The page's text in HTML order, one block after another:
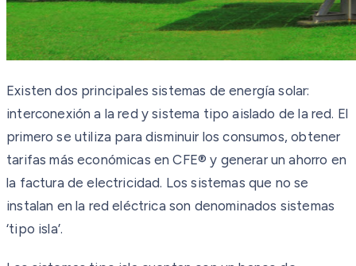
Existen dos principales sistemas de energía solar:
interconexión a la red y sistema tipo aislado de la red. El
primero se utiliza para disminuir los consumos, obtener
tarifas más económicas en CFE® y generar un ahorro en
la factura de electricidad. Los sistemas que no se
instalan en la red eléctrica son denominados sistemas
‘tipo isla’.